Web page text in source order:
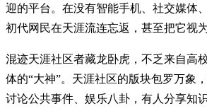
迎的平台。在没有智能手机、社交媒体
初代网民在天涯流连忘返，甚至把它视
混迹天涯社区者藏龙卧虎，不乏来自高
体的“大神”。天涯社区的版块包罗万象
讨论公共事件、娱乐八卦，有人分享知